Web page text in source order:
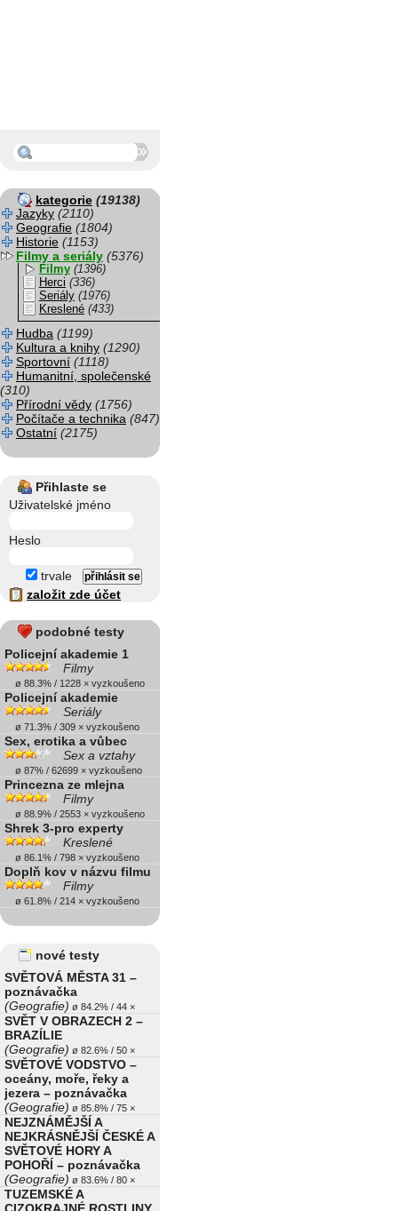
kategorie (19138)
Jazyky (2110)
Geografie (1804)
Historie (1153)
Filmy a seriály (5376)
Filmy (1396)
Herci (336)
Seriály (1976)
Kreslené (433)
Hudba (1199)
Kultura a knihy (1290)
Sportovní (1118)
Humanitní, společenské
(310)
Přírodní vědy (1756)
Počítače a technika (847)
Ostatní (2175)
Přihlaste se
Uživatelské jméno
Heslo
trvale
založit zde účet
podobné testy
Policejní akademie 1
Filmy
ø 88.3% / 1228 × vyzkoušeno
Policejní akademie
Seriály
ø 71.3% / 309 × vyzkoušeno
Sex, erotika a vůbec
Sex a vztahy
ø 87% / 62699 × vyzkoušeno
Princezna ze mlejna
Filmy
ø 88.9% / 2553 × vyzkoušeno
Shrek 3-pro experty
Kreslené
ø 86.1% / 798 × vyzkoušeno
Doplň kov v názvu filmu
Filmy
ø 61.8% / 214 × vyzkoušeno
nové testy
SVĚTOVÁ MĚSTA 31 –
poznávačka
(Geografie) ø 84.2% / 44 ×
SVĚT V OBRAZECH 2 –
BRAZÍLIE
(Geografie) ø 82.6% / 50 ×
SVĚTOVÉ VODSTVO –
oceány, moře, řeky a
jezera – poznávačka
(Geografie) ø 85.8% / 75 ×
NEJZNÁMĚJŠÍ A
NEJKRÁSNĚJŠÍ ČESKÉ A
SVĚTOVÉ HORY A
POHOŘÍ – poznávačka
(Geografie) ø 83.6% / 80 ×
TUZEMSKÉ A